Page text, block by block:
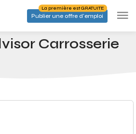
Publier une offre d'emploi
La première est GRATUITE
Service Advisor Carrosserie
Carrosserie